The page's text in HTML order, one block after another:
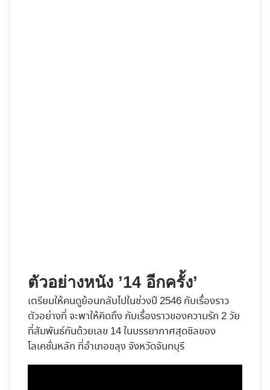
ตัวอย่างหนัง ’14 อีกครั้ง’
เตรียมให้คนดูย้อนกลับไปในช่วงปี 2546 กับเรื่องราว
ตัวอย่างที่ จะพาให้คิดถึง กับเรื่องราวของความรัก 2 วัย
ที่สัมพันธ์กันด้วยเลข 14 ในบรรยากาศสุดชิลของ
โลเคชั่นหลัก ที่อำเภอขลุง จังหวัดจันทบุรี